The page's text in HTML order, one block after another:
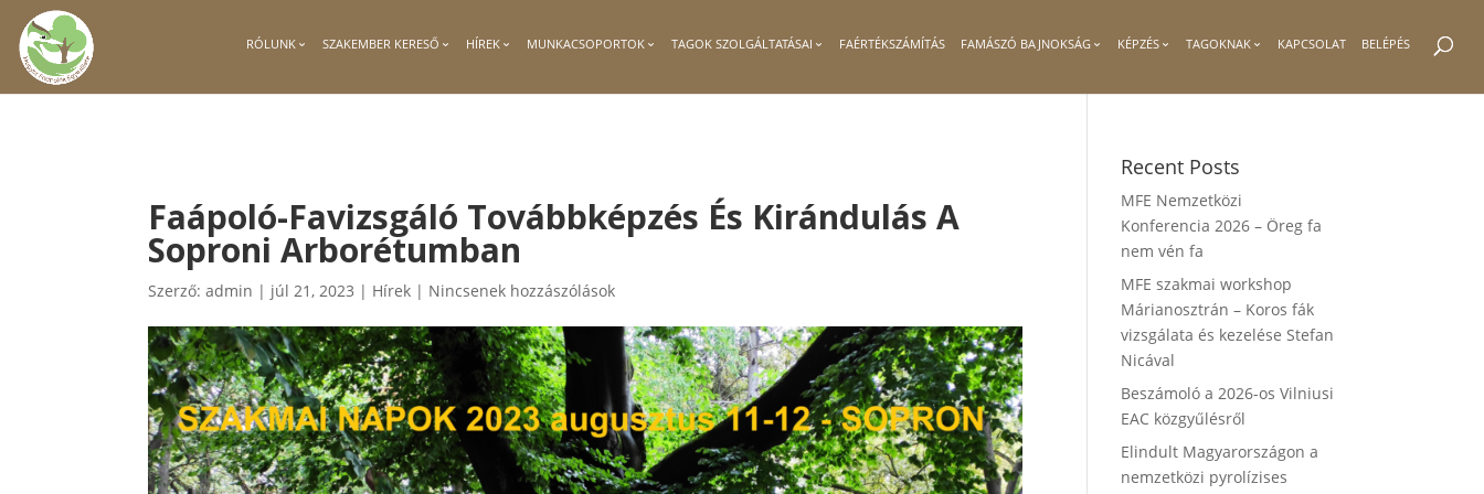
RÓLUNK SZAKEMBER KERESŐ HÍREK MUNKACSOPORTOK TAGOK SZOLGÁLTATÁSAI FAÉRTÉKSZÁMÍTÁS FAMÁSZÓ BAJNOKSÁG KÉPZÉS TAGOKNAK KAPCSOLAT BELÉPÉS
Faápoló-Favizsgáló Továbbképzés És Kirándulás A
Soproni Arborétumban
Szerző:admin | júl 21, 2023 | Hírek | Nincsenek hozzászólások
Recent Posts
MFE Nemzetközi
Konferencia 2026 – Öreg fa
nem vén fa
MFE szakmai workshop
Márianosztrán – Koros fák
vizsgálata és kezelése Stefan
Nicával
Beszámoló a 2026-os Vilniusi
EAC közgyűlésről
Elindult Magyarországon a
nemzetközi pyrolízises